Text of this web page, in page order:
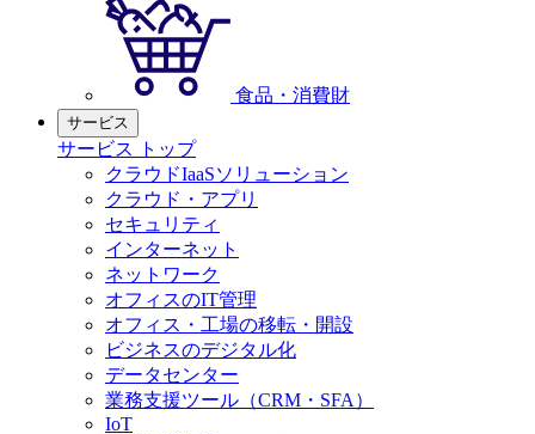
食品・消費財
サービス
サービス トップ
クラウドIaaSソリューション
クラウド・アプリ
セキュリティ
インターネット
ネットワーク
オフィスのIT管理
オフィス・工場の移転・開設
ビジネスのデジタル化
データセンター
業務支援ツール（CRM・SFA）
IoT